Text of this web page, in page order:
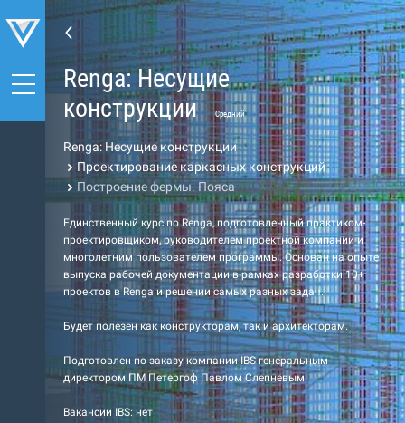
Renga: Несущие
конструкции
Средний
Renga: Несущие конструкции
Проектирование каркасных конструкций
Построение фермы. Пояса
Единственный курс по Renga, подготовленный практиком-
проектировщиком, руководителем проектной компании и
многолетним пользователем программы. Основан на опыте
выпуска рабочей документации в рамках разработки 10+
проектов в Renga и решении самых разных задач.
Будет полезен как конструкторам, так и архитекторам.
Подготовлен по заказу компании IBS генеральным
директором ПМ Петергоф Павлом Слепневым.
Вакансии IBS: нет